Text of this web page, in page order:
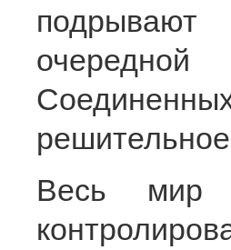
подрывают
Весь мир